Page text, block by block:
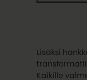
Lisäksi
Kaikille